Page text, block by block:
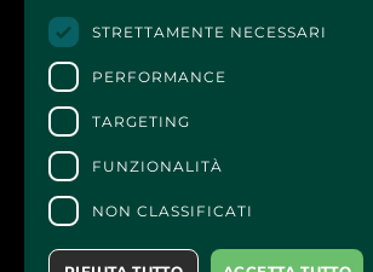
MODELLLO EX. D.LGS 231/2001 E
CONTATTI
Per informazioni e supporto all'acquisto
biglietteria
Per informazioni sul programma e
all'organizzatore
Dichiarazione di accessibilità
STRETTAMENTE NECESSARI
PERFORMANCE
TARGETING
FUNZIONALITÀ
NON CLASSIFICATI